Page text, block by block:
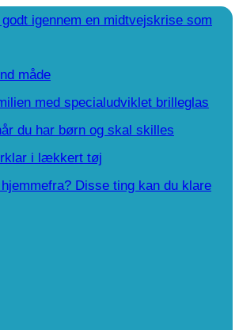
igennem en midtvejskrise som
måde
med specialudviklet brilleglas
du har børn og skal skilles
i lækkert tøj
Disse ting kan du klare